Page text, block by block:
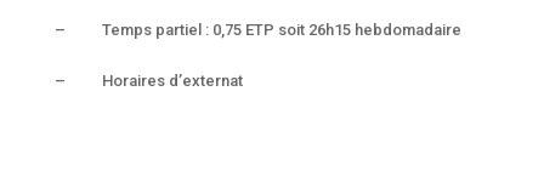
– Temps partiel : 0,75 ETP soit 26h15 hebdomadaire
– Horaires d’externat